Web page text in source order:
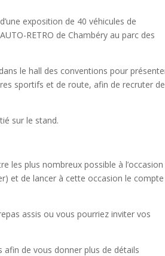
exposition de 40 véhicules de
RETRO de Chambéry au parc des
le hall des conventions pour
sportifs et de route, afin de recruter
sur le stand.
les plus nombreux possible à l’occasion
et de lancer à cette occasion le compte
assis ou vous pourriez inviter vos
de vous donner plus de détails